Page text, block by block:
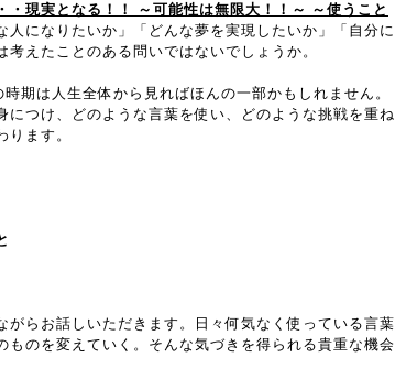
・現実となる！！ ～可能性は無限大！！～ ～使うこと
人になりたいか」「どんな夢を実現したいか」「自分に
えたことのある問いではないでしょうか。
期は人生全体から見ればほんの一部かもしれません。
につけ、どのような言葉を使い、どのような挑戦を重ね
ます。
がらお話しいただきます。日々何気なく使っている言葉
のを変えていく。そんな気づきを得られる貴重な機会